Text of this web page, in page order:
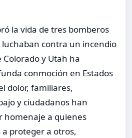
la vida de tres bomberos
contra un incendio
y Utah ha
conmoción en Estados
dolor, familiares,
y ciudadanos han
homenaje a quienes
a proteger a otros,